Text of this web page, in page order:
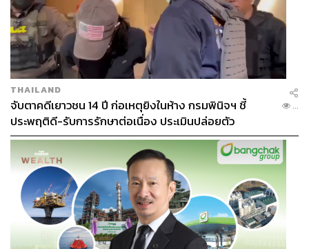
TAGS: วิชญ์ เทพหัสดิน ณ อยุธยา
คณะกรรมการโอลิมปิคแห่งประเทศไทยฯ
Olympic Games Paris 2024
Paris 2024
Olympic Games 2024
โอลิมปิกเกมส์ ปารีส 2024
ชุดนักกีฬา
แกรนด์สปอร์ต
THAILAND
จับตาคดีเยาวชน 14 ปี ก่อเหตุยิงในห้าง กรมพินิจฯ ชี้
ประพฤติดี-รับการรักษาต่อเนื่อง ประเมินปล่อยตัว
...